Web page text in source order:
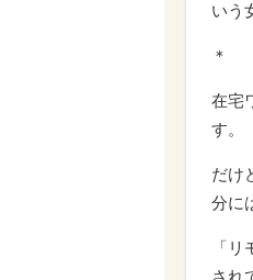
「リ
の助
今の